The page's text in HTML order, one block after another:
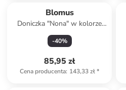
Blomus
Doniczka "Nona" w kolorze
białym na zioła - Ø 15 cm
-40%
85,95 zł
Cena producenta: 143,33 zł*